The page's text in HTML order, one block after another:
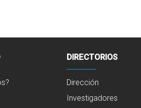
DIRECTORIOS
Dirección
Investigadores